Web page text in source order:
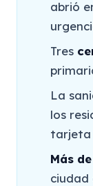
abrió
Tres
La
los
tarjeta
Más
ciudad